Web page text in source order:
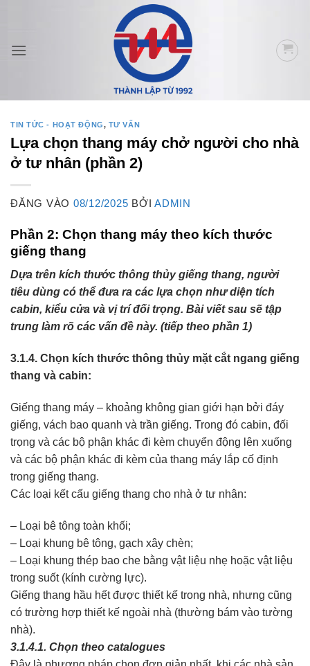
TIN TỨC - HOẠT ĐỘNG, TƯ VẤN
Lựa chọn thang máy chở người cho nhà
ở tư nhân (phần 2)
ĐĂNG VÀO 08/12/2025 BỞI ADMIN
Phần 2: Chọn thang máy theo kích thước
giếng thang
Dựa trên kích thước thông thủy giếng thang, người
tiêu dùng có thể đưa ra các lựa chọn như diện tích
cabin, kiểu cửa và vị trí đối trọng. Bài viết sau sẽ tập
trung làm rõ các vấn đề này. (tiếp theo phần 1)
3.1.4. Chọn kích thước thông thủy mặt cắt ngang giếng
thang và cabin:
Giếng thang máy – khoảng không gian giới hạn bởi đáy
giếng, vách bao quanh và trần giếng. Trong đó cabin, đối
trọng và các bộ phận khác đi kèm chuyển động lên xuống
và các bộ phận khác đi kèm của thang máy lắp cố định
trong giếng thang.
Các loại kết cấu giếng thang cho nhà ở tư nhân:
– Loại bê tông toàn khối;
– Loại khung bê tông, gạch xây chèn;
– Loại khung thép bao che bằng vật liệu nhẹ hoặc vật liệu
trong suốt (kính cường lực).
Giếng thang hầu hết được thiết kế trong nhà, nhưng cũng
có trường hợp thiết kế ngoài nhà (thường bám vào tường
nhà).
3.1.4.1. Chọn theo catalogues